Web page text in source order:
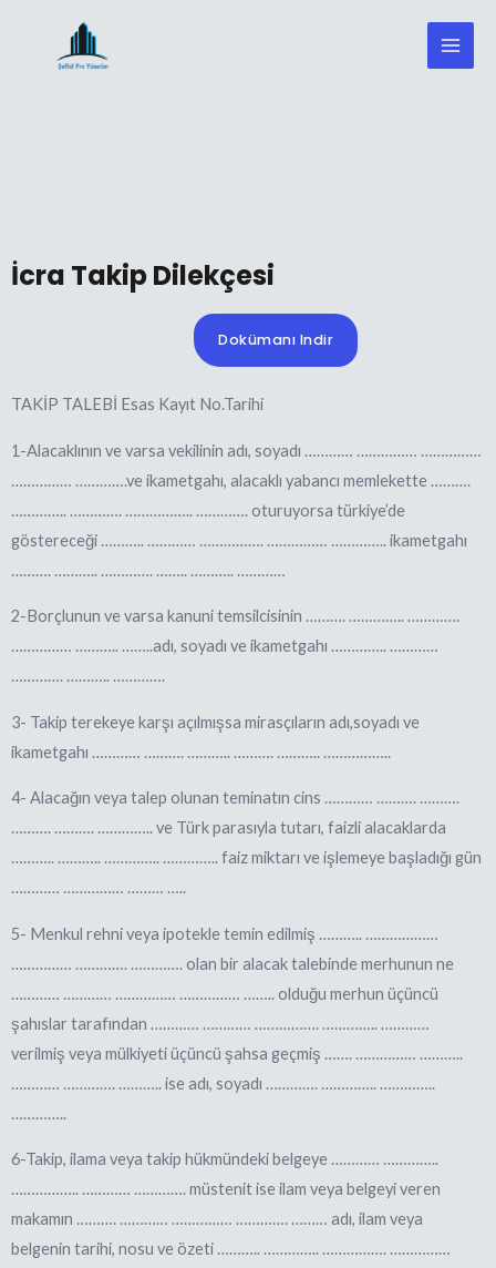
İcra Takip Dilekçesi
Dokümanı Indir
TAKİP TALEBİ Esas Kayıt No.Tarihi
1-Alacaklının ve varsa vekilinin adı, soyadı ………… …………… ……………
…………… ………….ve ikametgahı, alacaklı yabancı memlekette ……….
………….. …………. …………….. …………. oturuyorsa türkiye’de
göstereceği ……….. ………… ……………. …………… ………….. ikametgahı
………. ……….. …………. …….. ……….. …………
2-Borçlunun ve varsa kanuni temsilcisinin ………. ………….. ………….
…………… ……….. ……..adı, soyadı ve ikametgahı ………….. …………
…………. ……….. ………….
3- Takip terekeye karşı açılmışsa mirasçıların adı,soyadı ve
ikametgahı ………… ………. ……….. ………. ……….. ……………..
4- Alacağın veya talep olunan teminatın cins ………… ………. ……….
………. ………. ………….. ve Türk parasıyla tutarı, faizli alacaklarda
……….. ……….. ………….. ………….. faiz miktarı ve işlemeye başladığı gün
………… …………… ……… …..
5- Menkul rehni veya ipotekle temin edilmiş ……….. ………………
…………… …………. …………. olan bir alacak talebinde merhunun ne
………… ………… …………… …………… …….. olduğu merhun üçüncü
şahıslar tarafından ………… ………… ……………. ………….. …………
verilmiş veya mülkiyeti üçüncü şahsa geçmiş ……. …………… ………..
………… …………. ……….. ise adı, soyadı …………. ………….. …………..
…………..
6-Takip, ilama veya takip hükmündeki belgeye ………… …………..
…………….. ………… …………. müstenit ise ilam veya belgeyi veren
makamın ………. ………… …………… …………. ……… adı, ilam veya
belgenin tarihi, nosu ve özeti ……….. ………….. ……………. ……………